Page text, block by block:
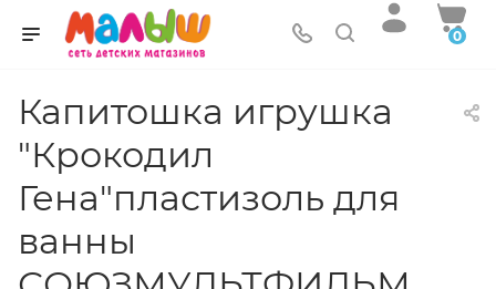
0
Капитошка игрушка
"Крокодил
Гена"пластизоль для
ванны